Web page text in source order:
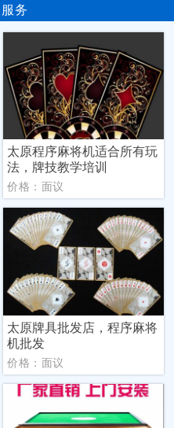
务
太原程序麻将机适合所有玩
法，牌技教学培训
价格：面议
太原牌具批发店，程序麻将
机批发
价格：面议